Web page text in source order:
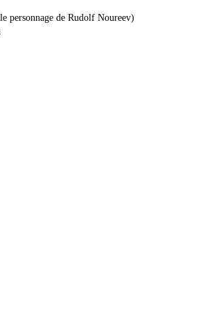
personnage de Rudolf Noureev)